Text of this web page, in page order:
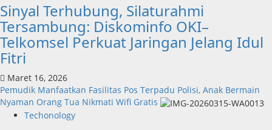
Sinyal Terhubung, Silaturahmi
Tersambung: Diskominfo OKI–
Telkomsel Perkuat Jaringan Jelang Idul
Fitri
Maret 16, 2026
Pemudik Manfaatkan Fasilitas Pos Terpadu Polisi, Anak Bermain
Nyaman Orang Tua Nikmati Wifi Gratis
Techonology